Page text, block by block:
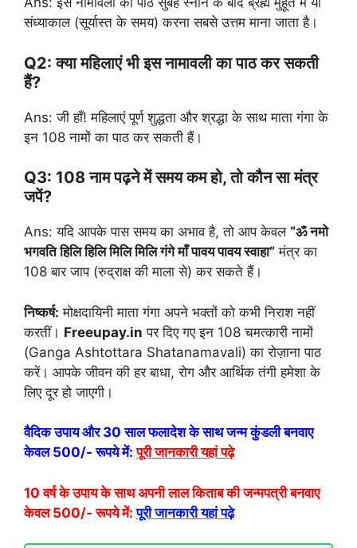
संध्याकाल (सूर्यास्त के समय) करना सबसे उत्तम माना जाता है।
Q2: क्या महिलाएं भी इस नामावली का पाठ कर सकती
हैं?
Ans: जी हाँ! महिलाएं पूर्ण शुद्धता और श्रद्धा के साथ माता गंगा के
इन 108 नामों का पाठ कर सकती हैं।
Q3: 108 नाम पढ़ने में समय कम हो, तो कौन सा मंत्र
जपें?
Ans: यदि आपके पास समय का अभाव है, तो आप केवल “ॐ नमो
भगवति हिलि हिलि मिलि मिलि गंगे माँ पावय पावय स्वाहा” मंत्र का
108 बार जाप (रुद्राक्ष की माला से) कर सकते हैं।
निष्कर्ष: मोक्षदायिनी माता गंगा अपने भक्तों को कभी निराश नहीं
करतीं। Freeupay.in पर दिए गए इन 108 चमत्कारी नामों
(Ganga Ashtottara Shatanamavali) का रोज़ाना पाठ
करें। आपके जीवन की हर बाधा, रोग और आर्थिक तंगी हमेशा के
लिए दूर हो जाएगी।
वैदिक उपाय और 30 साल फलादेश के साथ जन्म कुंडली बनवाए
केवल 500/- रूपये में: पूरी जानकारी यहां पढ़े
10 वर्ष के उपाय के साथ अपनी लाल किताब की जन्मपत्री बनवाए
केवल 500/- रूपये में: पूरी जानकारी यहां पढ़े